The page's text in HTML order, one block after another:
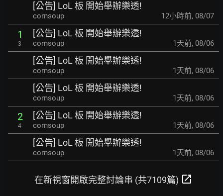
[公告] LoL 板 開始舉辦樂透!
cornsoup 12小時前, 08/07
1
3
[公告] LoL 板 開始舉辦樂透!
cornsoup 1天前, 08/06
[公告] LoL 板 開始舉辦樂透!
cornsoup 1天前, 08/06
[公告] LoL 板 開始舉辦樂透!
cornsoup 1天前, 08/06
2
4
[公告] LoL 板 開始舉辦樂透!
cornsoup 1天前, 08/06
[公告] LoL 板 開始舉辦樂透!
cornsoup 1天前, 08/06
在新視窗開啟完整討論串 (共7109篇) open_in_new